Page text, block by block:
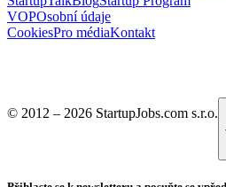
VOPOsobní údaje
CookiesPro médiaKontakt
© 2012 – 2026 StartupJobs.com s.r.o.